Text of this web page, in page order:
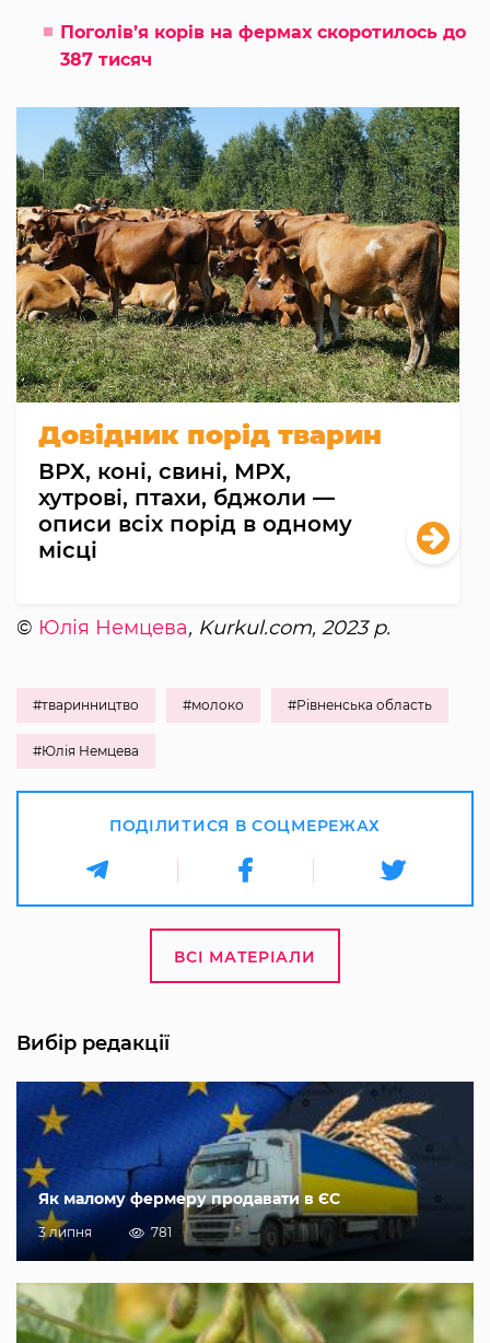
Поголів’я корів на фермах скоротилось до
387 тисяч
Довідник порід тварин
ВРХ, коні, свині, МРХ,
хутрові, птахи, бджоли —
описи всіх порід в одному
місці
© Юлія Немцева, Kurkul.com, 2023 р.
#тваринництво #молоко #Рівненська область
#Юлія Немцева
ПОДІЛИТИСЯ В СОЦМЕРЕЖАХ
ВСІ МАТЕРІАЛИ
Вибір редакції
Як малому фермеру продавати в ЄС
3 липня 781